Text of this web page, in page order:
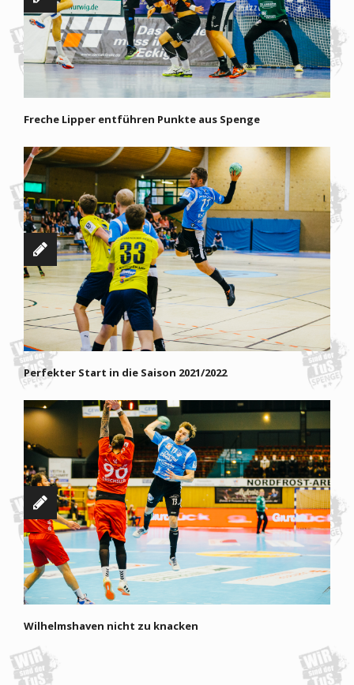
Freche Lipper entführen Punkte aus Spenge
Perfekter Start in die Saison 2021/2022
Wilhelmshaven nicht zu knacken